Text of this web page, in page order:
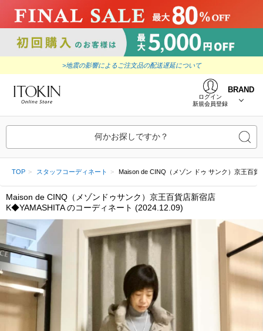
>地震の影響によるご注文品の配送遅延について
ログイン
新規会員登録
BRAND
何かお探しですか？
TOP スタッフコーディネート Maison de CINQ（メゾン ドゥ サンク）京王百
Maison de CINQ（メゾンドゥサンク）京王百貨店新宿店
K◆YAMASHITA のコーディネート (2024.12.09)